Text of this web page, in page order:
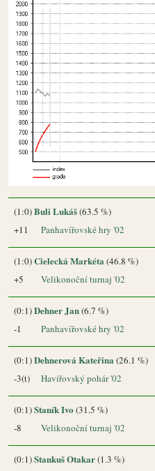
(1:0)Buli Lukáš(63.5 %)
+11
Panhavířovské hry '02
(1:0)Cielecká Markéta (46.8 %)
+5
Velikonoční turnaj '02
(0:1)Dehner Jan(6.7 %)
-1
Panhavířovské hry '02
(0:1)Dehnerová Kateřina (26.1 %)
-3(t)
Havířovský pohár '02
(0:1)Staník Ivo (31.5 %)
-8
Velikonoční turnaj '02
(0:1)Stankuš Otakar(1.3 %)